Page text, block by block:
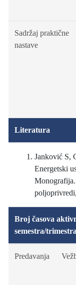
Sadržaj praktične
nastave
Literatura
Janković S,
Energetski
Broj časova
semestra/
Predavanja